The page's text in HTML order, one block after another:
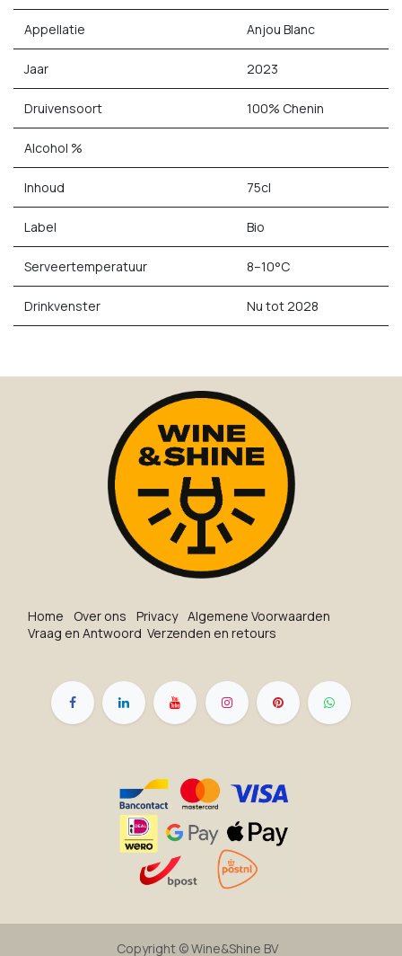
Appellatie Anjou Blanc
Jaar 2023
Druivensoort 100% Chenin
Alcohol %
Inhoud 75cl
Label Bio
Serveertemperatuur 8–10°C
Drinkvenster Nu tot 2028
Ho​me O​ve​r on​s Privacy Algemene Voorwaarden
Vraag en Antwoord Verzenden en retours
Copyright ©Wine&Shine BV